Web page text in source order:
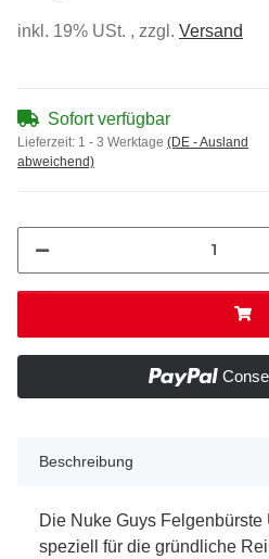
inkl. 19% USt. , zzgl. Versand
Sofort verfügbar
Lieferzeit: 1 - 3 Werktage (DE - Ausland
abweichend)
Beschreibung
Die Nuke Guys Felgenbürste
speziell für die gründliche